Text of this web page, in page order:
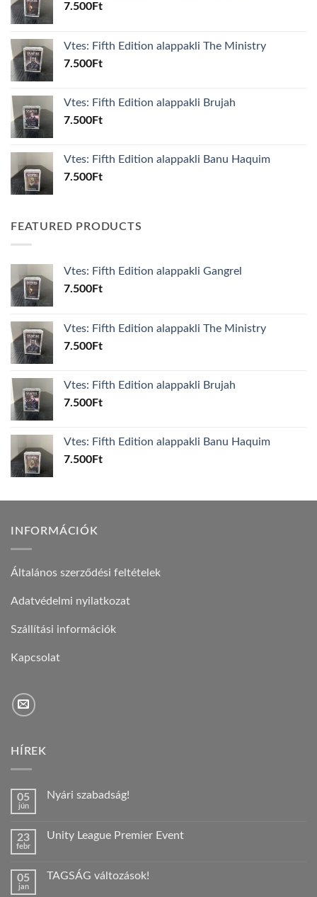
7.500Ft
Vtes: Fifth Edition alappakli The Ministry
7.500Ft
Vtes: Fifth Edition alappakli Brujah
7.500Ft
Vtes: Fifth Edition alappakli Banu Haquim
7.500Ft
FEATURED PRODUCTS
Vtes: Fifth Edition alappakli Gangrel
7.500Ft
Vtes: Fifth Edition alappakli The Ministry
7.500Ft
Vtes: Fifth Edition alappakli Brujah
7.500Ft
Vtes: Fifth Edition alappakli Banu Haquim
7.500Ft
INFORMÁCIÓK
Általános szerződési feltételek
Adatvédelmi nyilatkozat
Szállítási információk
Kapcsolat
HÍREK
05
jún
Nyári szabadság!
Nyári
23
febr
Unity League Premier Event
Unity
05
jan
TAGSÁG változások!